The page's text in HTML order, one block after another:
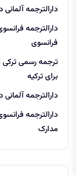
دارالترجمه
دارالترجمه
فرانسوی
ترجمه رسمی ترکی
برای ترکیه
دارالترجمه
دارالترجمه
مدارک